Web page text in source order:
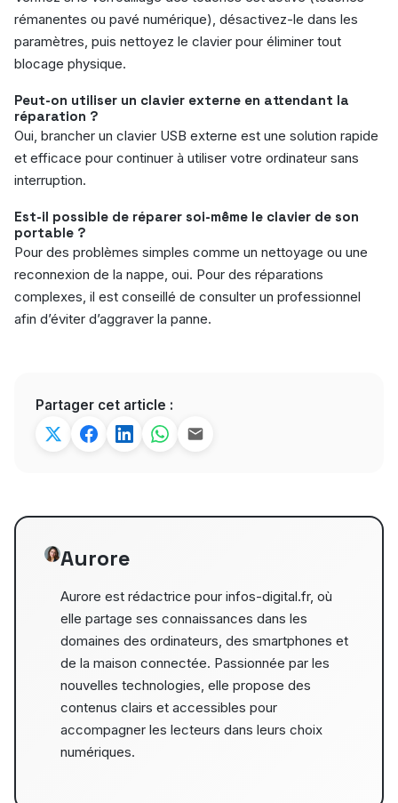
rémanentes ou pavé numérique), désactivez-le dans les
paramètres, puis nettoyez le clavier pour éliminer tout
blocage physique.
Peut-on utiliser un clavier externe en attendant la
réparation ?
Oui, brancher un clavier USB externe est une solution rapide
et efficace pour continuer à utiliser votre ordinateur sans
interruption.
Est-il possible de réparer soi-même le clavier de son
portable ?
Pour des problèmes simples comme un nettoyage ou une
reconnexion de la nappe, oui. Pour des réparations
complexes, il est conseillé de consulter un professionnel
afin d’éviter d’aggraver la panne.
Partager cet article :
Aurore
Aurore est rédactrice pour infos-digital.fr, où
elle partage ses connaissances dans les
domaines des ordinateurs, des smartphones et
de la maison connectée. Passionnée par les
nouvelles technologies, elle propose des
contenus clairs et accessibles pour
accompagner les lecteurs dans leurs choix
numériques.